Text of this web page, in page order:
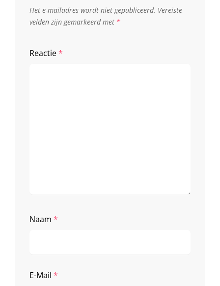
Het e-mailadres wordt niet gepubliceerd. Vereiste
velden zijn gemarkeerd met *
Reactie*
Naam *
E-Mail *